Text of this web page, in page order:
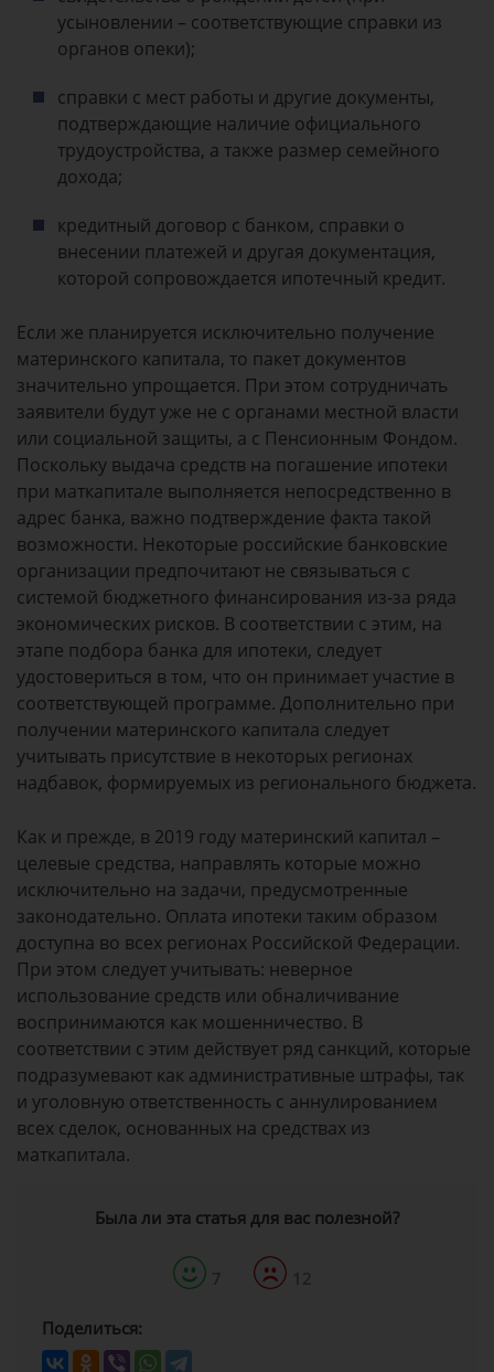
усыновлении – соответствующие справки из
органов опеки);
справки с мест работы и другие документы,
подтверждающие наличие официального
трудоустройства, а также размер семейного
дохода;
кредитный договор с банком, справки о
внесении платежей и другая документация,
которой сопровождается ипотечный кредит.
Если же планируется исключительно получение
материнского капитала, то пакет документов
значительно упрощается. При этом сотрудничать
заявители будут уже не с органами местной власти
или социальной защиты, а с Пенсионным Фондом.
Поскольку выдача средств на погашение ипотеки
при маткапитале выполняется непосредственно в
адрес банка, важно подтверждение факта такой
возможности. Некоторые российские банковские
организации предпочитают не связываться с
системой бюджетного финансирования из-за ряда
экономических рисков. В соответствии с этим, на
этапе подбора банка для ипотеки, следует
удостовериться в том, что он принимает участие в
соответствующей программе. Дополнительно при
получении материнского капитала следует
учитывать присутствие в некоторых регионах
надбавок, формируемых из регионального бюджета.
Как и прежде, в 2019 году материнский капитал –
целевые средства, направлять которые можно
исключительно на задачи, предусмотренные
законодательно. Оплата ипотеки таким образом
доступна во всех регионах Российской Федерации.
При этом следует учитывать: неверное
использование средств или обналичивание
воспринимаются как мошенничество. В
соответствии с этим действует ряд санкций, которые
подразумевают как административные штрафы, так
и уголовную ответственность с аннулированием
всех сделок, основанных на средствах из
маткапитала.
Была ли эта статья для вас полезной?
7 12
Поделиться: